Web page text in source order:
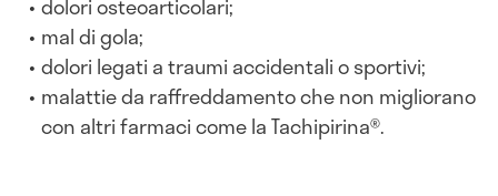
dolori osteoarticolari;
mal di gola;
dolori legati a traumi accidentali o sportivi;
malattie da raffreddamento che non migliorano
con altri farmaci come la Tachipirina®.